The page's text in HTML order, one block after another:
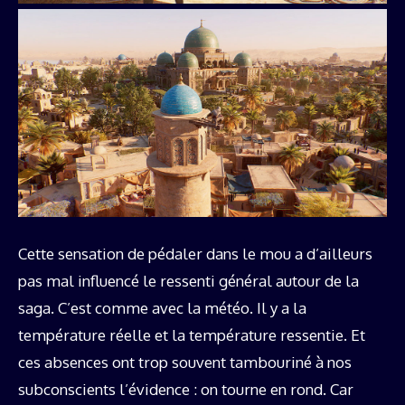
Cette sensation de pédaler dans le mou a d’ailleurs
pas mal influencé le ressenti général autour de la
saga. C’est comme avec la météo. Il y a la
température réelle et la température ressentie. Et
ces absences ont trop souvent tambouriné à nos
subconscients l’évidence : on tourne en rond. Car